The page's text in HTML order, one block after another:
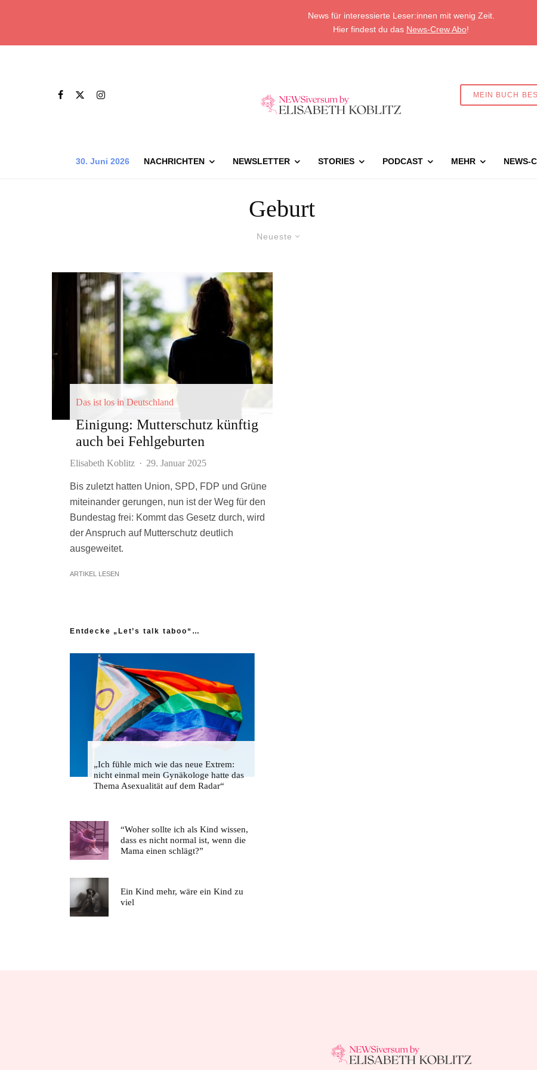
News für interessierte Leser:innen mit wenig Zeit.
Hier findest du das News-Crew Abo!
MEIN BUCH
30. Juni 2026 NACHRICHTEN NEWSLETTER STORIES PODCAST MEHR NEWS-
Geburt
Neueste
Das ist los in Deutschland
Einigung: Mutterschutz künftig
auch bei Fehlgeburten
Elisabeth Koblitz · 29. Januar 2025
Bis zuletzt hatten Union, SPD, FDP und Grüne
miteinander gerungen, nun ist der Weg für den
Bundestag frei: Kommt das Gesetz durch, wird
der Anspruch auf Mutterschutz deutlich
ausgeweitet.
ARTIKEL LESEN
Entdecke „Let’s talk taboo“…
„Ich fühle mich wie das neue Extrem:
nicht einmal mein Gynäkologe hatte das
Thema Asexualität auf dem Radar“
“Woher sollte ich als Kind wissen,
dass es nicht normal ist, wenn die
Mama einen schlägt?”
Ein Kind mehr, wäre ein Kind zu
viel